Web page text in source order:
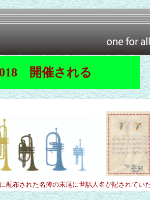
開催される
配布された名簿の末尾に世話人名が記されて